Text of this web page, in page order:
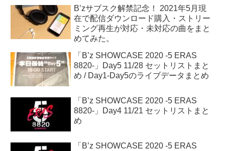
B’zサブスク解禁記念！ 2021年5月現
在で配信ダウンロード購入・ストリー
ミング再生が対応・未対応の曲をまと
めてみた。
「B’z SHOWCASE 2020 -5 ERAS
8820-」Day5 11/28 セットリストまと
め / Day1-Day5のライブデータまとめ
「B’z SHOWCASE 2020 -5 ERAS
8820-」Day4 11/21 セットリストまと
め
「B’z SHOWCASE 2020 -5 ERAS